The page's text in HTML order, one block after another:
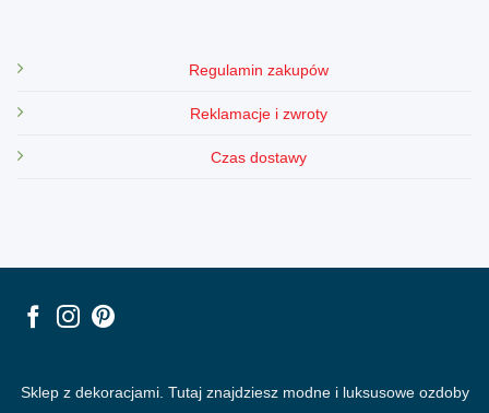
Regulamin zakupów
Reklamacje i zwroty
Czas dostawy
Sklep z dekoracjami. Tutaj znajdziesz modne i luksusowe ozdoby